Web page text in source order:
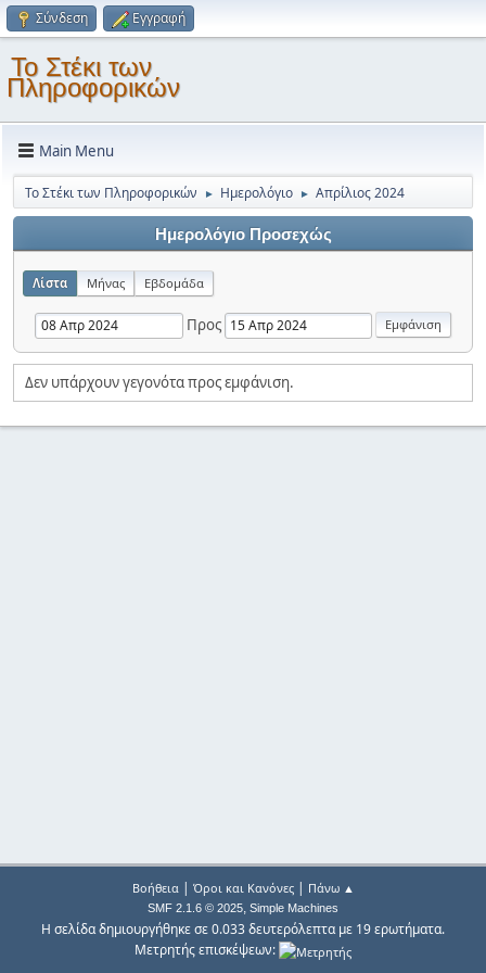
Σύνδεση Εγγραφή
Το Στέκι των
Πληροφορικών
Main Menu
Το Στέκι των Πληροφορικών ► Ημερολόγιο ► Απρίλιος 2024
Ημερολόγιο Προσεχώς
Λίστα Μήνας Εβδομάδα
Προς
Δεν υπάρχουν γεγονότα προς εμφάνιση.
Βοήθεια| Όροι και Κανόνες| Πάνω ▲
SMF 2.1.6 © 2025, Simple Machines
Η σελίδα δημιουργήθηκε σε 0.033 δευτερόλεπτα με 19 ερωτήματα.
Μετρητής επισκέψεων: